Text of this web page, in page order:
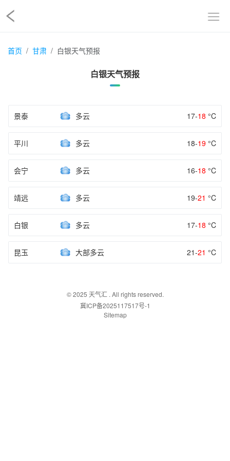
首页 甘肃 白银天气预报
白银天气预报
景泰 多云 17-18 °C
平川 多云 18-19 °C
会宁 多云 16-18 °C
靖远 多云 19-21 °C
白银 多云 17-18 °C
昆玉 大部多云 21-21 °C
© 2025 天气汇. All rights reserved.
冀ICP备2025117517号-1
Sitemap